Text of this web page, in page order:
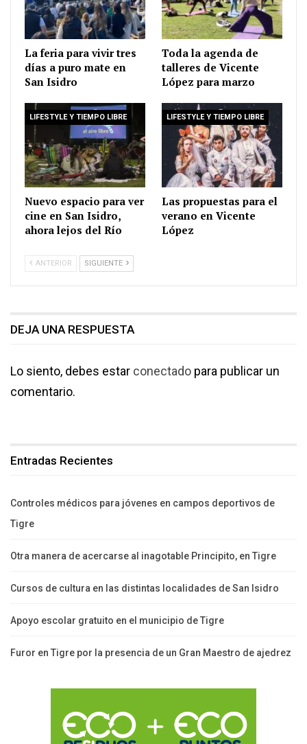
La feria para vivir tres
días a puro mate en
San Isidro
Toda la agenda de
talleres de Vicente
López para marzo
LIFESTYLE Y TIEMPO LIBRE
Nuevo espacio para ver
cine en San Isidro,
ahora lejos del Río
LIFESTYLE Y TIEMPO LIBRE
Las propuestas para el
verano en Vicente
López
ANTERIOR SIGUIENTE
DEJA UNA RESPUESTA
Lo siento, debes estar conectado para publicar un
comentario.
Entradas Recientes
Controles médicos para jóvenes en campos deportivos de
Tigre
Otra manera de acercarse al inagotable Principito, en Tigre
Cursos de cultura en las distintas localidades de San Isidro
Apoyo escolar gratuito en el municipio de Tigre
Furor en Tigre por la presencia de un Gran Maestro de ajedrez